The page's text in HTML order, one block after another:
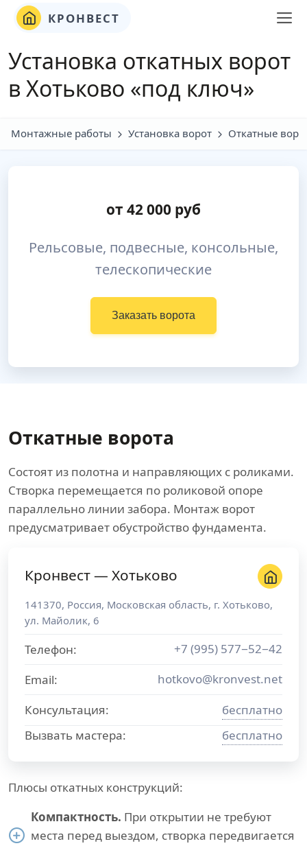
КРОНВЕСТ
Установка откатных ворот
в Хотьково «под ключ»
Монтажные работы Установка ворот Откатные
от 42 000 руб
Рельсовые, подвесные, консольные,
телескопические
Заказать ворота
Откатные ворота
Состоят из полотна и направляющих с роликами.
Створка перемещается по роликовой опоре
параллельно линии забора. Монтаж ворот
предусматривает обустройство фундамента.
Плюсы откатных конструкций:
Компактность. При открытии не требуют
места перед выездом, створка передвигается
Кронвест — Хотьково
141370, Россия, Московская область, г. Хотьково,
ул. Майолик, 6
Телефон:
+7 (995) 577−52−42
Email:
hotkovo@kronvest.net
Консультация:
бесплатно
Вызвать мастера:
бесплатно